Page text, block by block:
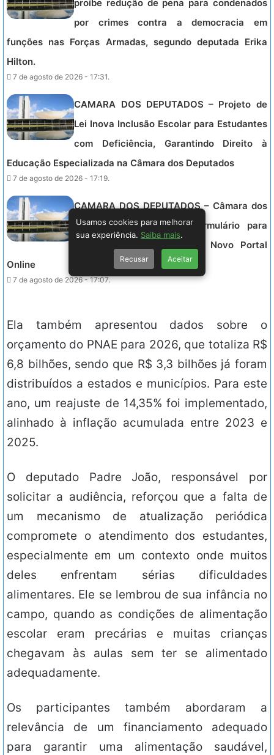
proíbe redução de pena para condenados
por crimes contra a democracia em
funções nas Forças Armadas, segundo deputada Erika
Hilton.
7 de agosto de 2026 - 17:31.
CAMARA DOS DEPUTADOS – Projeto de
Lei Inova Inclusão Escolar para Estudantes
com Deficiência, Garantindo Direito à
Educação Especializada na Câmara dos Deputados
7 de agosto de 2026 - 17:19.
CAMARA DOS DEPUTADOS – Câmara dos
Deputados Disponibiliza Formulário para
Sugestões e Correções no Novo Portal
Online
7 de agosto de 2026 - 17:07.
Ela também apresentou dados sobre o
orçamento do PNAE para 2026, que totaliza R$
6,8 bilhões, sendo que R$ 3,3 bilhões já foram
distribuídos a estados e municípios. Para este
ano, um reajuste de 14,35% foi implementado,
alinhado à inflação acumulada entre 2023 e
2025.
O deputado Padre João, responsável por
solicitar a audiência, reforçou que a falta de
um mecanismo de atualização periódica
compromete o atendimento dos estudantes,
especialmente em um contexto onde muitos
deles enfrentam sérias dificuldades
alimentares. Ele se lembrou de sua infância no
campo, quando as condições de alimentação
escolar eram precárias e muitas crianças
chegavam às aulas sem ter se alimentado
adequadamente.
Os participantes também abordaram a
relevância de um financiamento adequado
para garantir uma alimentação saudável,
Usamos cookies para melhorar
sua experiência. Saiba mais
Recusar Aceitar